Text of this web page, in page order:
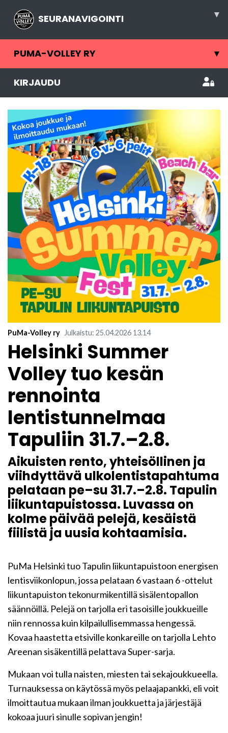
SEURANAVIGOINTI ▾
PUMA-VOLLEY RY ▾
KIRJAUDU
PuMa-Volley ry Julkaistu: 25.04.2026 13.14
​Helsinki Summer
Volley tuo kesän
rennointa
lentistunnelmaa
Tapuliin 31.7.–2.8.
Aikuisten rento, yhteisöllinen ja
viihdyttävä ulkolentistapahtuma
pelataan pe–su 31.7.–2.8. Tapulin
liikuntapuistossa. Luvassa on
kolme päivää pelejä, kesäistä
fiilistä ja uusia kohtaamisia.
PuMa Helsinki tuo Tapulin liikuntapuistoon energisen
lentisviikonlopun, jossa pelataan 6 vastaan 6 -ottelut
liikuntapuiston tekonurmikentillä sisälentopallon
säännöillä. Pelejä on tarjolla eri tasoisille joukkueille
niin rennossa kuin kilpailullisemmassa hengessä.
Kovaa haastetta etsiville konkareille on tarjolla Lehto
Areenan sisäkentillä pelattava Super-sarja.
Mukaan voi tulla naisten, miesten tai sekajoukkueella.
Turnauksessa on käytössä myös pelaajapankki, eli voit
ilmoittautua mukaan ilman joukkuetta ja järjestäjä
kokoaa juuri sinulle sopivan jengin!